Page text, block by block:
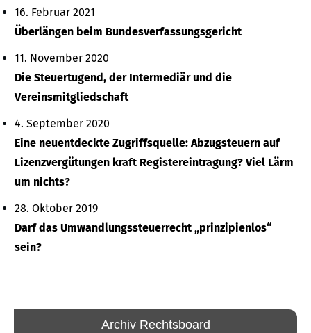
16. Februar 2021
Überlängen beim Bundesverfassungsgericht
11. November 2020
Die Steuertugend, der Intermediär und die
Vereinsmitgliedschaft
4. September 2020
Eine neuentdeckte Zugriffsquelle: Abzugsteuern auf
Lizenzvergütungen kraft Registereintragung? Viel Lärm
um nichts?
28. Oktober 2019
Darf das Umwandlungssteuerrecht „prinzipienlos“
sein?
Archiv Rechtsboard